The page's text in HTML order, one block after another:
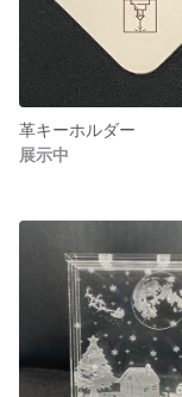
革キーホルダー
展示中